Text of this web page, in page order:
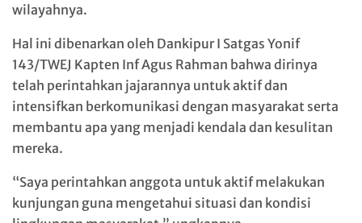
wilayahnya.
Hal ini dibenarkan oleh Dankipur I Satgas Yonif
143/TWEJ Kapten Inf Agus Rahman bahwa dirinya
telah perintahkan jajarannya untuk aktif dan
intensifkan berkomunikasi dengan masyarakat serta
membantu apa yang menjadi kendala dan kesulitan
mereka.
“Saya perintahkan anggota untuk aktif melakukan
kunjungan guna mengetahui situasi dan kondisi